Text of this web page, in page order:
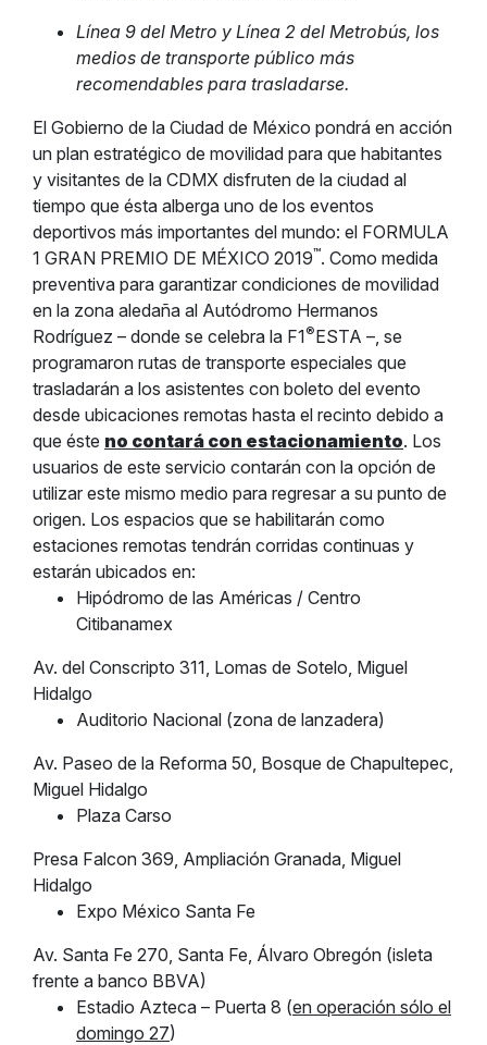
Línea 9 del Metro y Línea 2 del Metrobús, los
medios de transporte público más
recomendables para trasladarse.
El Gobierno de la Ciudad de México pondrá en acción
un plan estratégico de movilidad para que habitantes
y visitantes de la CDMX disfruten de la ciudad al
tiempo que ésta alberga uno de los eventos
deportivos más importantes del mundo: el FORMULA
1 GRAN PREMIO DE MÉXICO 2019™. Como medida
preventiva para garantizar condiciones de movilidad
en la zona aledaña al Autódromo Hermanos
Rodríguez – donde se celebra la F1®ESTA –, se
programaron rutas de transporte especiales que
trasladarán a los asistentes con boleto del evento
desde ubicaciones remotas hasta el recinto debido a
que éste no contará con estacionamiento. Los
usuarios de este servicio contarán con la opción de
utilizar este mismo medio para regresar a su punto de
origen. Los espacios que se habilitarán como
estaciones remotas tendrán corridas continuas y
estarán ubicados en:
Hipódromo de las Américas / Centro
Citibanamex
Av. del Conscripto 311, Lomas de Sotelo, Miguel
Hidalgo
Auditorio Nacional (zona de lanzadera)
Av. Paseo de la Reforma 50, Bosque de Chapultepec,
Miguel Hidalgo
Plaza Carso
Presa Falcon 369, Ampliación Granada, Miguel
Hidalgo
Expo México Santa Fe
Av. Santa Fe 270, Santa Fe, Álvaro Obregón (isleta
frente a banco BBVA)
Estadio Azteca – Puerta 8 (en operación sólo el
domingo 27)